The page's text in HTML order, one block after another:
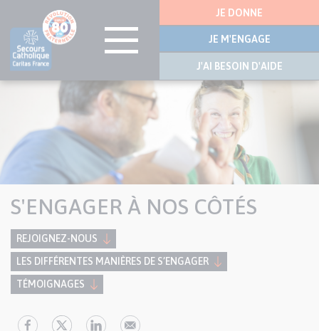
Aller
principal
latérale
JE DONNE
JE M'ENGAGE
J'AI BESOIN D'AIDE
Visuel
S'ENGAGER À NOS CÔTÉS
REJOIGNEZ-NOUS
LES DIFFÉRENTES MANIÈRES DE S’ENGAGER
TÉMOIGNAGES